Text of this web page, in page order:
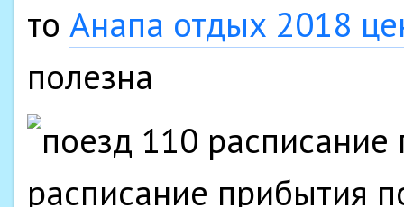
то Анапа отдых 2018
полезна